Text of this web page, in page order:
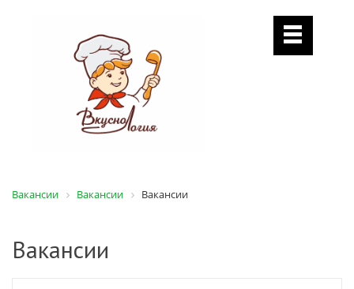
Вакансии Вакансии Вакансии
Вакансии